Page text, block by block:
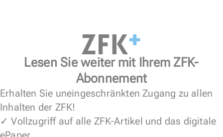
Lesen Sie weiter mit Ihrem ZFK-
Abonnement
Erhalten Sie uneingeschränkten Zugang zu allen
Inhalten der ZFK!
✓ Vollzugriff auf alle ZFK-Artikel und das digitale